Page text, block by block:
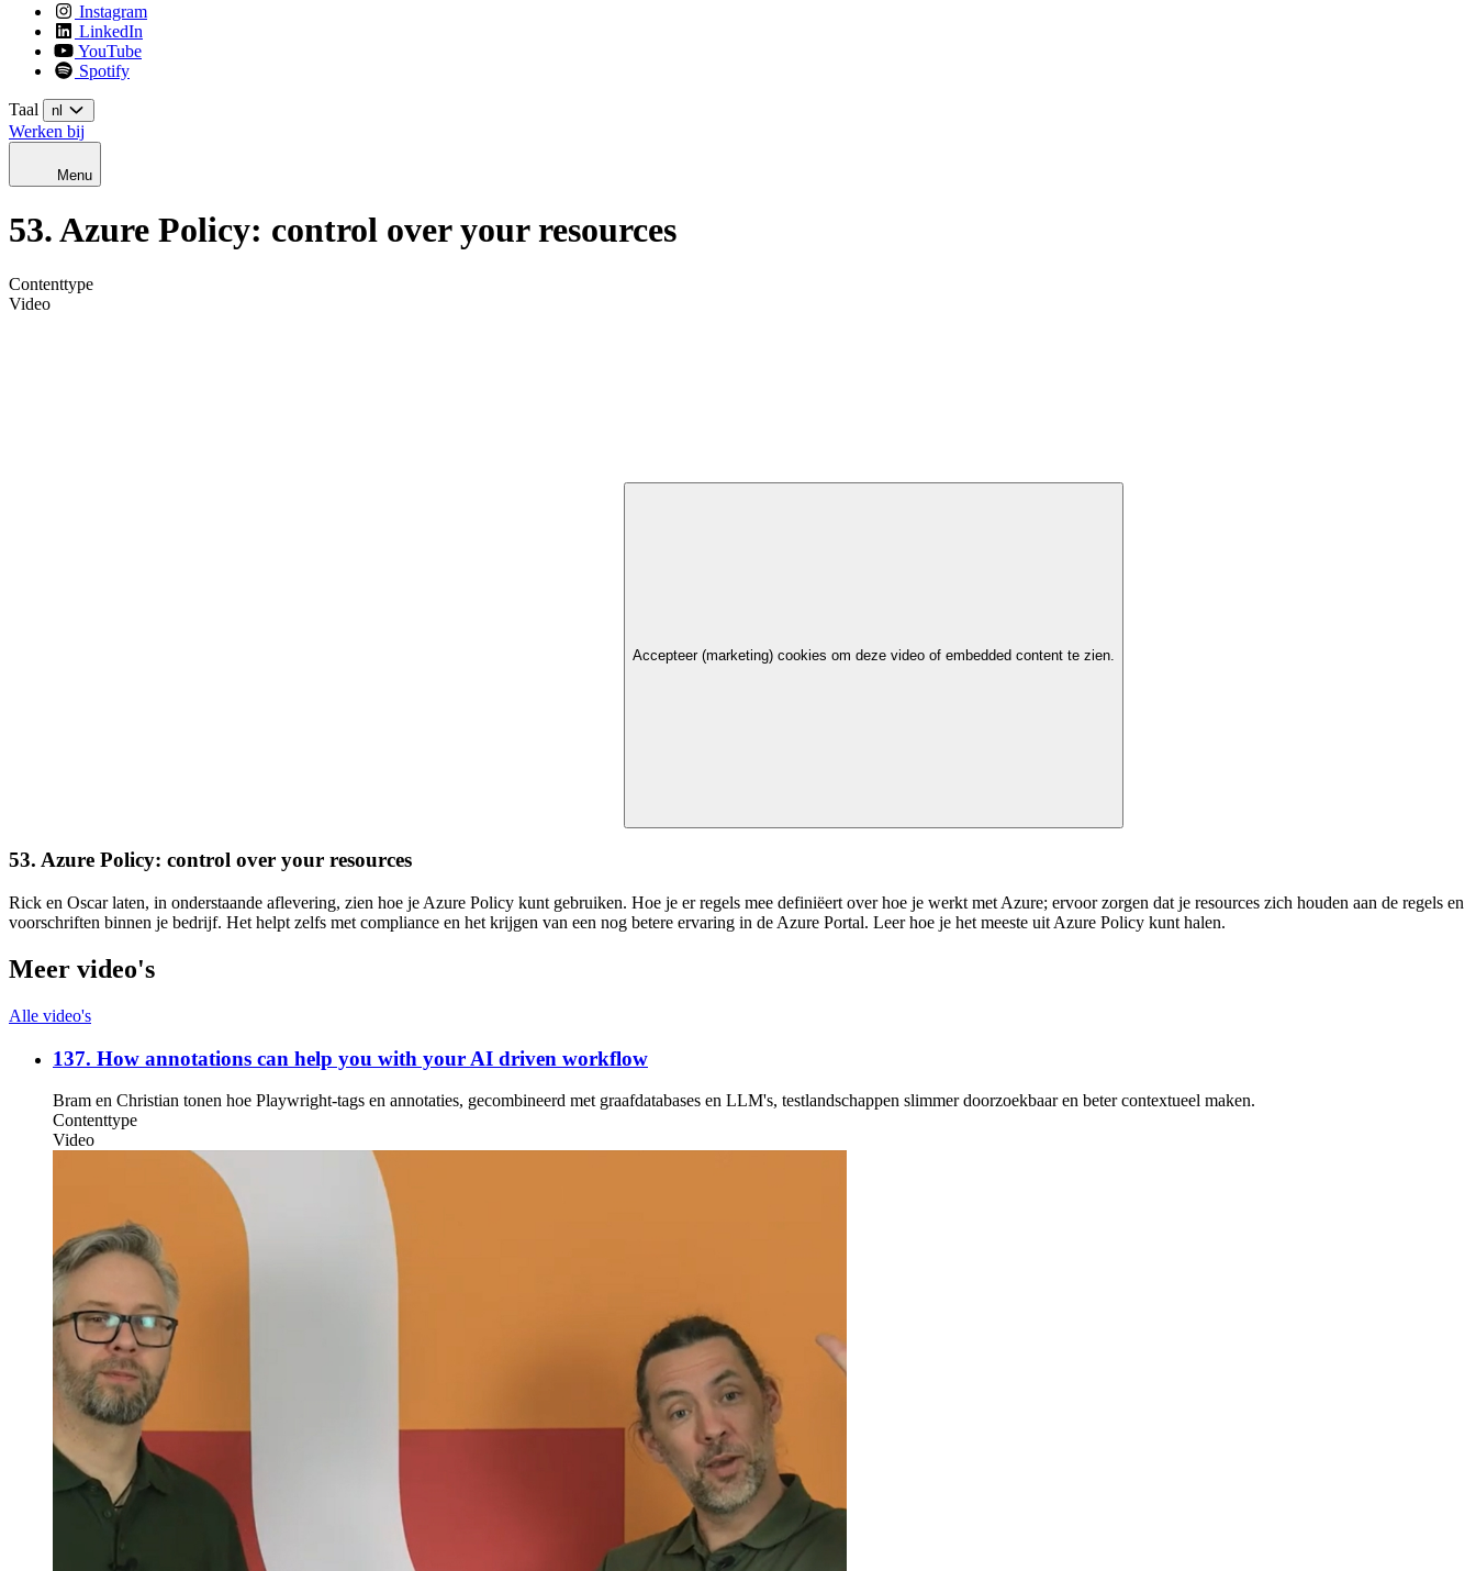
Instagram
LinkedIn
YouTube
Spotify
Taal nl
Werken bij
Menu
53. Azure Policy: control over your resources
Contenttype
Video
Accepteer (marketing) cookies om deze video of embedded content te zien.
53. Azure Policy: control over your resources
Rick en Oscar laten, in onderstaande aflevering, zien hoe je Azure Policy kunt gebruiken. Hoe je er regels mee definiëert over hoe je werkt met Azure; ervoor zorgen dat je resources zich houden aan de regels en
voorschriften binnen je bedrijf. Het helpt zelfs met compliance en het krijgen van een nog betere ervaring in de Azure Portal. Leer hoe je het meeste uit Azure Policy kunt halen.
Meer video's
Alle video's
137. How annotations can help you with your AI driven workflow
Bram en Christian tonen hoe Playwright-tags en annotaties, gecombineerd met graafdatabases en LLM's, testlandschappen slimmer doorzoekbaar en beter contextueel maken.
Contenttype
Video